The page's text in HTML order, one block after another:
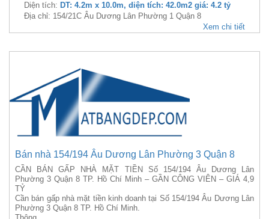
Diện tích: DT: 4.2m x 10.0m, diện tích: 42.0m2 giá: 4.2 tỷ
Địa chỉ: 154/21C Âu Dương Lân Phường 1 Quận 8
Xem chi tiết
Bán nhà 154/194 Âu Dương Lân Phường 3 Quận 8
CẦN BÁN GẤP NHÀ MẶT TIỀN Số 154/194 Âu Dương Lân
Phường 3 Quận 8 TP. Hồ Chí Minh – GẦN CÔNG VIÊN – GIÁ 4,9
TỶ
Cần bán gấp nhà mặt tiền kinh doanh tại Số 154/194 Âu Dương Lân
Phường 3 Quận 8 TP. Hồ Chí Minh.